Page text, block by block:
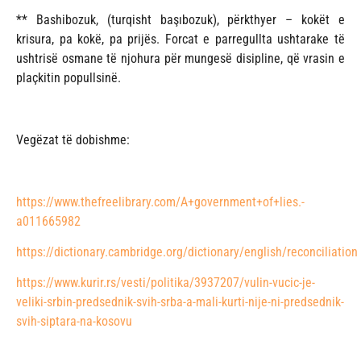
** Bashibozuk, (turqisht başıbozuk), përkthyer – kokët e
krisura, pa kokë, pa prijës. Forcat e parregullta ushtarake të
ushtrisë osmane të njohura për mungesë disipline, që vrasin e
plaçkitin popullsinë.
Vegëzat të dobishme:
https://www.thefreelibrary.com/A+government+of+lies.-
a011665982
https://dictionary.cambridge.org/dictionary/english/reconciliation
https://www.kurir.rs/vesti/politika/3937207/vulin-vucic-je-
veliki-srbin-predsednik-svih-srba-a-mali-kurti-nije-ni-predsednik-
svih-siptara-na-kosovu